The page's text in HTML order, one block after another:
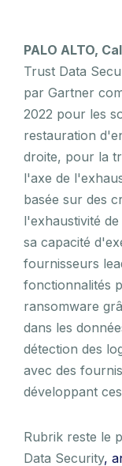
PALO ALTO,
Trust Data
par Gartner
2022 pour les
restauration
droite, pour la
l'axe de
basée sur des
l'exhaustivité
sa capacité
fournisseurs
fonctionnalités
ransomware
dans les
détection des
avec des
développant
Rubrik reste le
Data Security,